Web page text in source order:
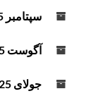
سپتامبر 2025
آگوست 2025
جولای 2025